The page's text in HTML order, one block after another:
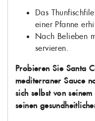
Das
einer Pfanne
Nach Belieben
servieren.
Probieren Sie Santa
mediterraner Sauce
sich selbst von
seinen